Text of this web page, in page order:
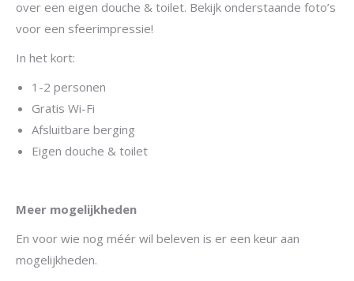
over een eigen douche & toilet. Bekijk onderstaande foto’s
voor een sfeerimpressie!
In het kort:
1-2 personen
Gratis Wi-Fi
Afsluitbare berging
Eigen douche & toilet
Meer mogelijkheden
En voor wie nog méér wil beleven is er een keur aan
mogelijkheden.